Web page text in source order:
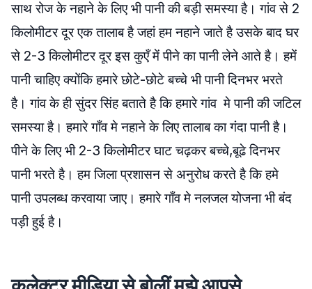
साथ रोज के नहाने के लिए भी पानी की बड़ी समस्या है। गांव से 2
किलोमीटर दूर एक तालाब है जहां हम नहाने जाते है उसके बाद घर
से 2-3 किलोमीटर दूर इस कुएँ में पीने का पानी लेने आते है। हमें
पानी चाहिए क्योंकि हमारे छोटे-छोटे बच्चे भी पानी दिनभर भरते
है। गांव के ही सुंदर सिंह बताते है कि हमारे गांव मे पानी की जटिल
समस्या है। हमारे गाँव मे नहाने के लिए तालाब का गंदा पानी है।
पीने के लिए भी 2-3 किलोमीटर घाट चढ़कर बच्चे,बूढे दिनभर
पानी भरते है। हम जिला प्रशासन से अनुरोध करते है कि हमे
पानी उपलब्ध करवाया जाए। हमारे गाँव मे नलजल योजना भी बंद
पड़ी हुई है।